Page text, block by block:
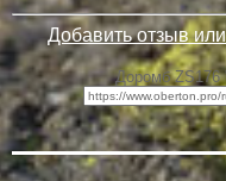
Добавить отзыв
Доромб ZS176